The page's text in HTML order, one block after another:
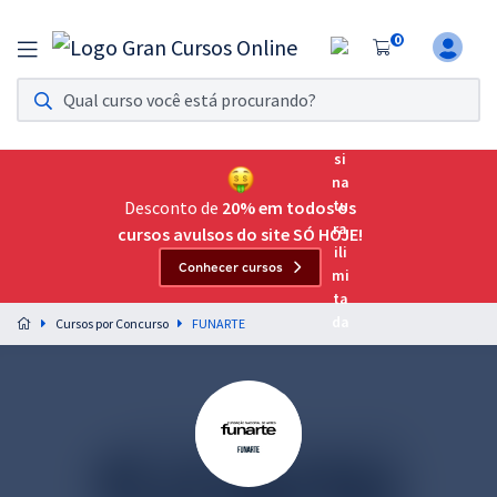
0
Assinatura Ilimitada 11
Acesso a todos os cursos. Teste grátis por 7 dias!
Assinatura OAB Até Passar
Acesso ilimitado a toda preparação para o Exame da
Preparação completa e intensiva para as principais
residências em saúde do Brasil
Desconto de 20% em todos os
cursos avulsos do site SÓ HOJE!
Conhecer cursos
Cursos por Concurso FUNARTE